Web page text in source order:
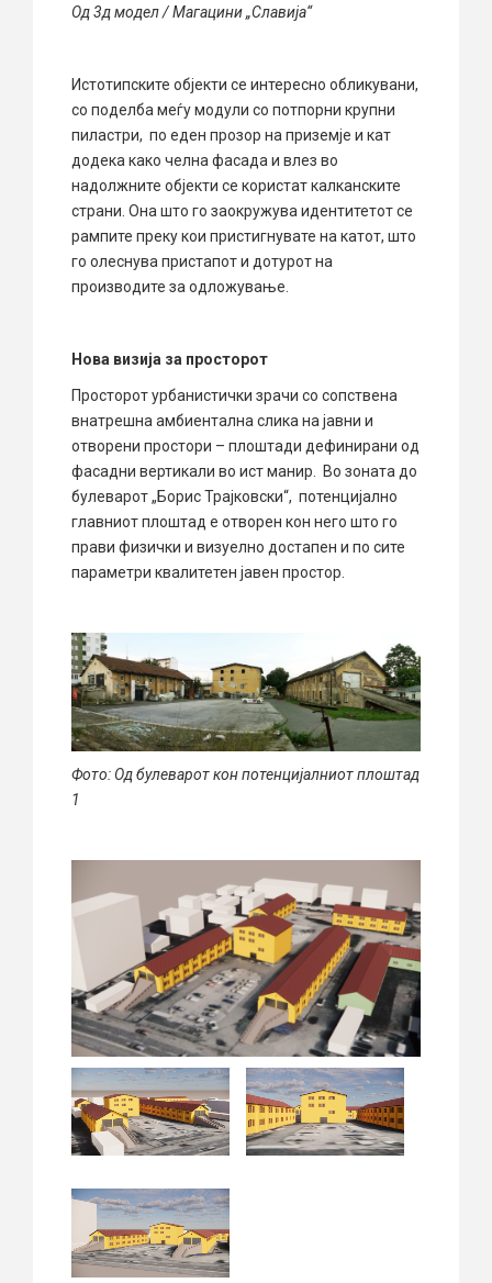
Од 3д модел / Магацини „Славија“
Истотипските објекти се интересно обликувани,
со поделба меѓу модули со потпорни крупни
пиластри, по еден прозор на приземје и кат
додека како челна фасада и влез во
надолжните објекти се користат калканските
страни. Она што го заокружува идентитетот се
рампите преку кои пристигнувате на катот, што
го олеснува пристапот и дотурот на
производите за одложување.
Нова визија за просторот
Просторот урбанистички зрачи со сопствена
внатрешна амбиентална слика на јавни и
отворени простори – плоштади дефинирани од
фасадни вертикали во ист манир. Во зоната до
булеварот „Борис Трајковски“, потенцијално
главниот плоштад е отворен кон него што го
прави физички и визуелно достапен и по сите
параметри квалитетен јавен простор.
Фото: Од булеварот кон потенцијалниот плоштад
1